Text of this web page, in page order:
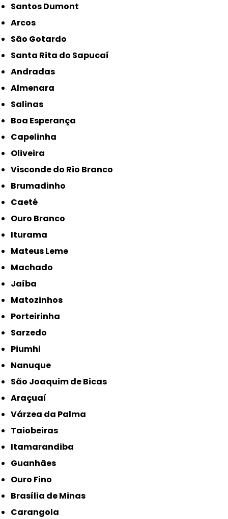
Santos Dumont
Arcos
São Gotardo
Santa Rita do Sapucaí
Andradas
Almenara
Salinas
Boa Esperança
Capelinha
Oliveira
Visconde do Rio Branco
Brumadinho
Caeté
Ouro Branco
Iturama
Mateus Leme
Machado
Jaíba
Matozinhos
Porteirinha
Sarzedo
Piumhi
Nanuque
São Joaquim de Bicas
Araçuaí
Várzea da Palma
Taiobeiras
Itamarandiba
Guanhães
Ouro Fino
Brasília de Minas
Carangola